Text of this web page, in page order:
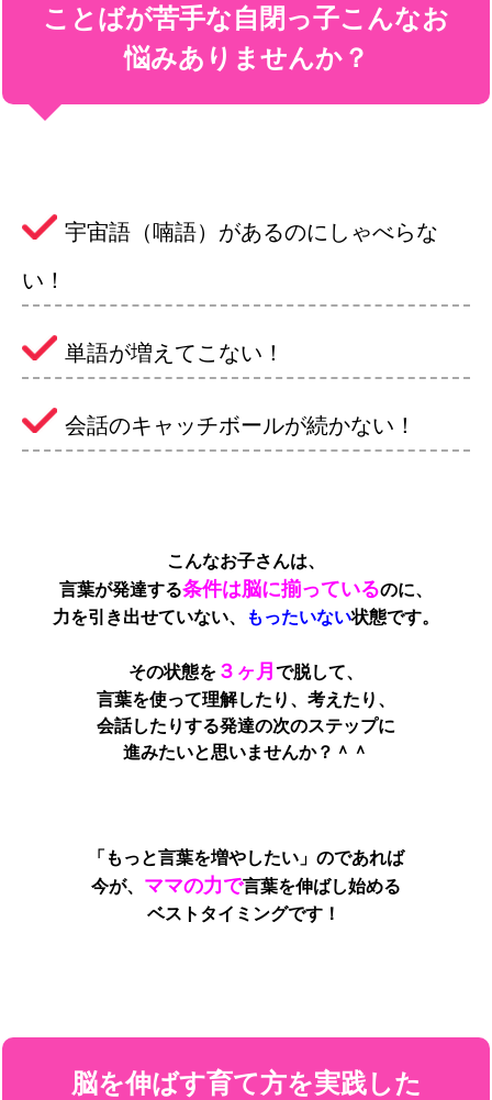
ことばが苦手な自閉っ子こんなお
悩みありませんか？
宇宙語（喃語）があるのに しゃべらな
い！
単語が増えてこない！
会話のキャッチボールが続かない！
こんなお子さんは、
言葉が発達する条件は脳に揃っているのに、
力を引き出せていない、
もったいない状態です。
その状態を ３ヶ月 で脱して、
言葉を使って理解したり、考えたり、
会話したりする発達の次のステップに
進みたいと思いませんか？＾＾
「もっと言葉を増やしたい」のであれば
今が、 ママの力で言葉を伸ばし始める
ベストタイミングです！
脳を伸ばす育て方を実践した